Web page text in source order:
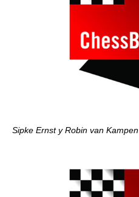
Sipke Ernst y Robin van Kampen